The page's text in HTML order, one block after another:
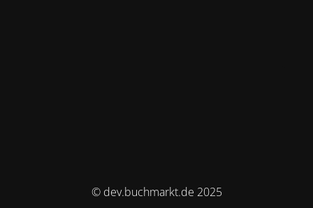
© dev.buchmarkt.de 2025